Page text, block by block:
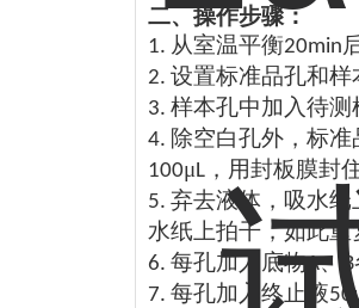
二、操作步骤：
1. 从室温平衡20min
2. 设置标准品孔和
3. 样本孔中加入待测
4. 除空白孔外，标
100μL ，用封板膜封
5. 弃去液体，吸水
水纸上拍干，如此重
6. 每孔加入底物A、 B
7. 每孔加入终止液50